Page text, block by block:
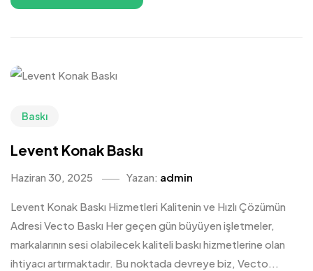
Baskı
Levent Konak Baskı
Haziran 30, 2025 Yazan: admin
Levent Konak Baskı Hizmetleri Kalitenin ve Hızlı Çözümün
Adresi Vecto Baskı Her geçen gün büyüyen işletmeler,
markalarının sesi olabilecek kaliteli baskı hizmetlerine olan
ihtiyacı artırmaktadır. Bu noktada devreye biz, Vecto...